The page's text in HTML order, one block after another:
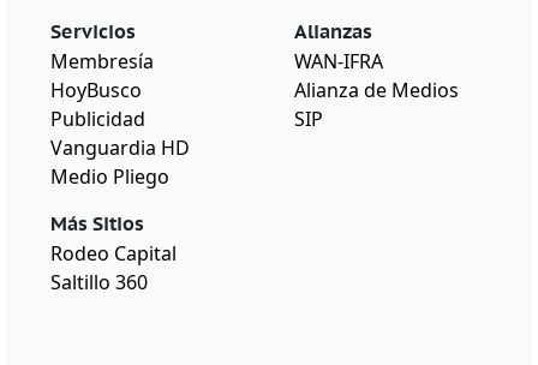
Servicios
Membresía
HoyBusco
Publicidad
Vanguardia HD
Medio Pliego
Más Sitios
Rodeo Capital
Saltillo 360
Alianzas
WAN-IFRA
Alianza de Medios
SIP